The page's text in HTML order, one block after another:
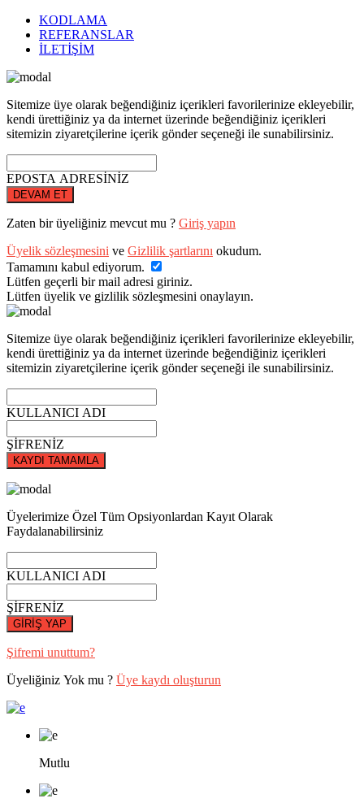
KODLAMA
REFERANSLAR
İLETİŞİM
Sitemize üye olarak beğendiğiniz içerikleri favorilerinize ekleyebilir,
kendi ürettiğiniz ya da internet üzerinde beğendiğiniz içerikleri
sitemizin ziyaretçilerine içerik gönder seçeneği ile sunabilirsiniz.
EPOSTA ADRESİNİZ
DEVAM ET
Zaten bir üyeliğiniz mevcut mu ? Giriş yapın
Üyelik sözleşmesini ve Gizlilik şartlarını okudum.
Tamamını kabul ediyorum.
Lütfen geçerli bir mail adresi giriniz.
Lütfen üyelik ve gizlilik sözleşmesini onaylayın.
Sitemize üye olarak beğendiğiniz içerikleri favorilerinize ekleyebilir,
kendi ürettiğiniz ya da internet üzerinde beğendiğiniz içerikleri
sitemizin ziyaretçilerine içerik gönder seçeneği ile sunabilirsiniz.
KULLANICI ADI
ŞİFRENİZ
KAYDI TAMAMLA
Üyelerimize Özel Tüm Opsiyonlardan Kayıt Olarak
Faydalanabilirsiniz
KULLANICI ADI
ŞİFRENİZ
GİRİŞ YAP
Şifremi unuttum?
Üyeliğiniz Yok mu ? Üye kaydı oluşturun
Mutlu